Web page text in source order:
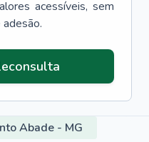
acessíveis, sem
Abade - MG